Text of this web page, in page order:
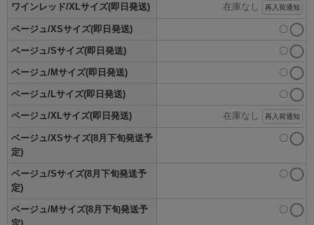
ワインレッド/XLサイズ(即日発送) 在庫なし 再入荷通知
ベージュ/XSサイズ(即日発送) 〇
ベージュ/Sサイズ(即日発送) 〇
ベージュ/Mサイズ(即日発送) 〇
ベージュ/Lサイズ(即日発送) 〇
ベージュ/XLサイズ(即日発送) 在庫なし 再入荷通知
ベージュ/XSサイズ(8月下旬発送予
定)
〇
ベージュ/Sサイズ(8月下旬発送予
定)
〇
ベージュ/Mサイズ(8月下旬発送予
〇